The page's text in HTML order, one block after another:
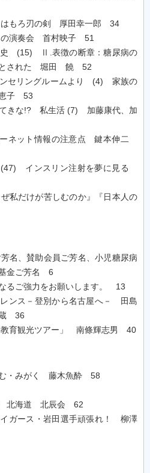
もろ刃の剣 厚田幸一郎 34
演奏会 首村映子 51
史 (15) Ⅱ.表徴の断章：糖尿病の
とされた 堀田 饒 52
セリングルームより (4) 家族の
子 53
てきな!? 私生活 (7) 加藤康代、加
ネット情報の注意点 鍵本伸二
(47) インスリン注射を夢に見る
だけが苦しむのか』『日本人の
名、賛助会員ご芳名、小児糖尿病
金ご芳名 6
るご強力をお願いします。 13
ンス－登別から名古屋へ－ 田島
蔵 36
教育観光ツアー」 南條輝志男 40
・みがく 藤木魚酔 58
北海道 北辰会 62
ガース・岩田選手頑張れ！ 柳澤